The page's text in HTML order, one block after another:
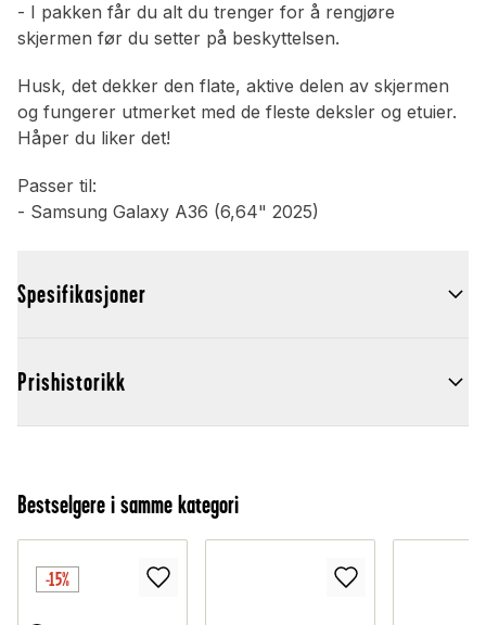
- I pakken får du alt du trenger for å rengjøre
skjermen før du setter på beskyttelsen.
Husk, det dekker den flate, aktive delen av skjermen
og fungerer utmerket med de fleste deksler og etuier.
Håper du liker det!
Passer til:
- Samsung Galaxy A36 (6,64" 2025)
Spesifikasjoner
Prishistorikk
Bestselgere i samme kategori
-15%